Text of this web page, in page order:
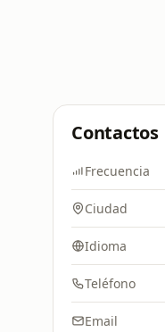
Contactos
Frecuencia
Ciudad
Idioma
Teléfono
Email